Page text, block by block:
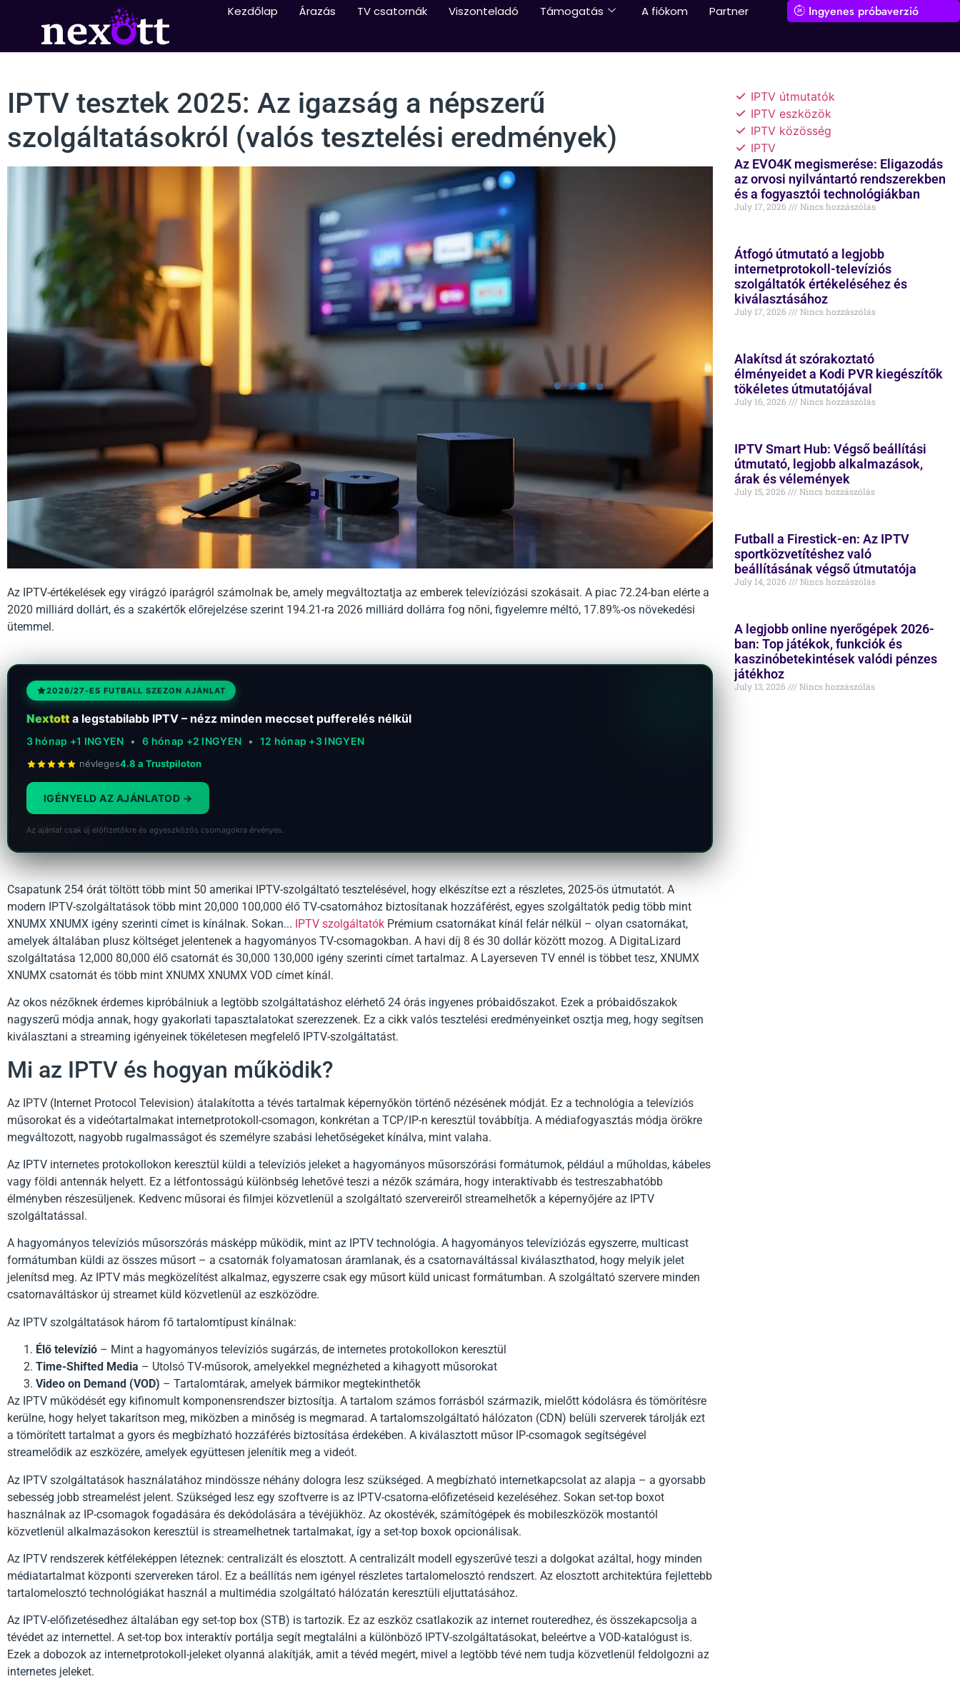
Kezdőlap Árazás TV csatornák Viszonteladó Támogatás A fiókom Partner Ingyenes próbaverzió
IPTV tesztek 2025: Az igazság a népszerű
szolgáltatásokról (valós tesztelési eredmények)
Az IPTV-értékelések egy virágzó iparágról számolnak be, amely megváltoztatja az emberek televíziózási szokásait. A piac 72.24-ban elérte a
2020 milliárd dollárt, és a szakértők előrejelzése szerint 194.21-ra 2026 milliárd dollárra fog nőni, figyelemre méltó, 17.89%-os növekedési
ütemmel.
2026/27-ES FUTBALL SZEZON AJÁNLAT
Nextotta legstabilabb IPTV – nézz minden meccset pufferelés nélkül
3 hónap +1 INGYEN •6 hónap +2 INGYEN • 12 hónap +3 INGYEN
névleges4.8 a Trustpiloton
IGÉNYELD AZ AJÁNLATOD
Az ajánlat csak új előfizetőkre és egyeszközös csomagokra érvényes.
Csapatunk 254 órát töltött több mint 50 amerikai IPTV-szolgáltató tesztelésével, hogy elkészítse ezt a részletes, 2025-ös útmutatót. A
modern IPTV-szolgáltatások több mint 20,000 100,000 élő TV-csatornához biztosítanak hozzáférést, egyes szolgáltatók pedig több mint
XNUMX XNUMX igény szerinti címet is kínálnak. Sokan... IPTV szolgáltatók Prémium csatornákat kínál felár nélkül – olyan csatornákat,
amelyek általában plusz költséget jelentenek a hagyományos TV-csomagokban. A havi díj 8 és 30 dollár között mozog. A DigitaLizard
szolgáltatása 12,000 80,000 élő csatornát és 30,000 130,000 igény szerinti címet tartalmaz. A Layerseven TV ennél is többet tesz, XNUMX
XNUMX csatornát és több mint XNUMX XNUMX VOD címet kínál.
Az okos nézőknek érdemes kipróbálniuk a legtöbb szolgáltatáshoz elérhető 24 órás ingyenes próbaidőszakot. Ezek a próbaidőszakok
nagyszerű módja annak, hogy gyakorlati tapasztalatokat szerezzenek. Ez a cikk valós tesztelési eredményeinket osztja meg, hogy segítsen
kiválasztani a streaming igényeinek tökéletesen megfelelő IPTV-szolgáltatást.
Mi az IPTV és hogyan működik?
Az IPTV (Internet Protocol Television) átalakította a tévés tartalmak képernyőkön történő nézésének módját. Ez a technológia a televíziós
műsorokat és a videótartalmakat internetprotokoll-csomagon, konkrétan a TCP/IP-n keresztül továbbítja. A médiafogyasztás módja örökre
megváltozott, nagyobb rugalmasságot és személyre szabási lehetőségeket kínálva, mint valaha.
Az IPTV internetes protokollokon keresztül küldi a televíziós jeleket a hagyományos műsorszórási formátumok, például a műholdas, kábeles
vagy földi antennák helyett. Ez a létfontosságú különbség lehetővé teszi a nézők számára, hogy interaktívabb és testreszabhatóbb
élményben részesüljenek. Kedvenc műsorai és filmjei közvetlenül a szolgáltató szervereiről streamelhetők a képernyőjére az IPTV
szolgáltatással.
A hagyományos televíziós műsorszórás másképp működik, mint az IPTV technológia. A hagyományos televíziózás egyszerre, multicast
formátumban küldi az összes műsort – a csatornák folyamatosan áramlanak, és a csatornaváltással kiválaszthatod, hogy melyik jelet
jelenítsd meg. Az IPTV más megközelítést alkalmaz, egyszerre csak egy műsort küld unicast formátumban. A szolgáltató szervere minden
csatornaváltáskor új streamet küld közvetlenül az eszközödre.
Az IPTV szolgáltatások három fő tartalomtípust kínálnak:
Élő televízió – Mint a hagyományos televíziós sugárzás, de internetes protokollokon keresztül
Time-Shifted Media – Utolsó TV-műsorok, amelyekkel megnézheted a kihagyott műsorokat
Video on Demand (VOD) – Tartalomtárak, amelyek bármikor megtekinthetők
Az IPTV működését egy kifinomult komponensrendszer biztosítja. A tartalom számos forrásból származik, mielőtt kódolásra és tömörítésre
kerülne, hogy helyet takarítson meg, miközben a minőség is megmarad. A tartalomszolgáltató hálózaton (CDN) belüli szerverek tárolják ezt
a tömörített tartalmat a gyors és megbízható hozzáférés biztosítása érdekében. A kiválasztott műsor IP-csomagok segítségével
streamelődik az eszközére, amelyek együttesen jelenítik meg a videót.
Az IPTV szolgáltatások használatához mindössze néhány dologra lesz szükséged. A megbízható internetkapcsolat az alapja – a gyorsabb
sebesség jobb streamelést jelent. Szükséged lesz egy szoftverre is az IPTV-csatorna-előfizetéseid kezeléséhez. Sokan set-top boxot
használnak az IP-csomagok fogadására és dekódolására a tévéjükhöz. Az okostévék, számítógépek és mobileszközök mostantól
közvetlenül alkalmazásokon keresztül is streamelhetnek tartalmakat, így a set-top boxok opcionálisak.
Az IPTV rendszerek kétféleképpen léteznek: centralizált és elosztott. A centralizált modell egyszerűvé teszi a dolgokat azáltal, hogy minden
médiatartalmat központi szervereken tárol. Ez a beállítás nem igényel részletes tartalomelosztó rendszert. Az elosztott architektúra fejlettebb
tartalomelosztó technológiákat használ a multimédia szolgáltató hálózatán keresztüli eljuttatásához.
Az IPTV-előfizetésedhez általában egy set-top box (STB) is tartozik. Ez az eszköz csatlakozik az internet routeredhez, és összekapcsolja a
tévédet az internettel. A set-top box interaktív portálja segít megtalálni a különböző IPTV-szolgáltatásokat, beleértve a VOD-katalógust is.
Ezek a dobozok az internetprotokoll-jeleket olyanná alakítják, amit a tévéd megért, mivel a legtöbb tévé nem tudja közvetlenül feldolgozni az
internetes jeleket.
IPTV útmutatók
IPTV eszközök
IPTV közösség
IPTV
Az EVO4K megismerése: Eligazodás
az orvosi nyilvántartó rendszerekben
és a fogyasztói technológiákban
July 17, 2026 Nincs hozzászólás
Átfogó útmutató a legjobb
internetprotokoll-televíziós
szolgáltatók értékeléséhez és
kiválasztásához
July 17, 2026 Nincs hozzászólás
Alakítsd át szórakoztató
élményeidet a Kodi PVR kiegészítők
tökéletes útmutatójával
July 16, 2026 Nincs hozzászólás
IPTV Smart Hub: Végső beállítási
útmutató, legjobb alkalmazások,
árak és vélemények
July 15, 2026 Nincs hozzászólás
Futball a Firestick-en: Az IPTV
sportközvetítéshez való
beállításának végső útmutatója
July 14, 2026 Nincs hozzászólás
A legjobb online nyerőgépek 2026-
ban: Top játékok, funkciók és
kaszinóbetekintések valódi pénzes
játékhoz
July 13, 2026 Nincs hozzászólás